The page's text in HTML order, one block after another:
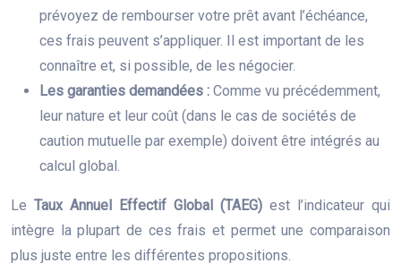
prévoyez de rembourser votre prêt avant l’échéance,
ces frais peuvent s’appliquer. Il est important de les
connaître et, si possible, de les négocier.
Les garanties demandées : Comme vu précédemment,
leur nature et leur coût (dans le cas de sociétés de
caution mutuelle par exemple) doivent être intégrés au
calcul global.
Le Taux Annuel Effectif Global (TAEG) est l’indicateur qui
intègre la plupart de ces frais et permet une comparaison
plus juste entre les différentes propositions.